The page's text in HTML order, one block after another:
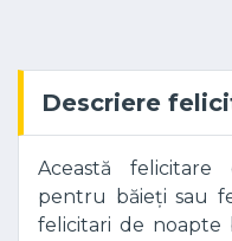
Descriere
Această
pentru băieți sau
felicitari de